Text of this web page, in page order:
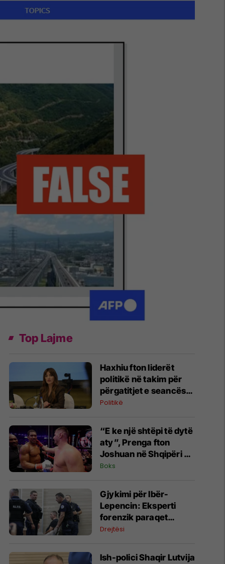
Top Lajme
Haxhiu fton liderët
politikë në takim për
përgatitjet e seancës
konstituive të Kuvendit
Politikë
“E ke një shtëpi të dytë
aty”, Prenga fton
Joshuan në Shqipëri –
britaniku befason me
Boks
​Gjykimi për Ibër-
Lepencin: Eksperti
forenzik paraqet
gjetjet e analizës së
Drejtësi
Ish-polici Shaqir Lutvija